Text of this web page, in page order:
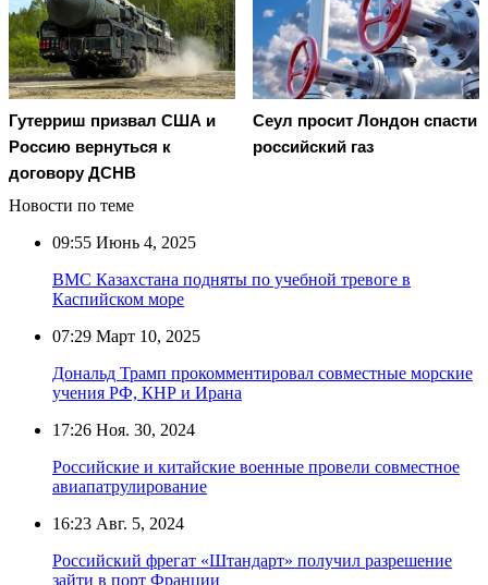
Гутерриш призвал США и
Россию вернуться к
договору ДСНВ
Сеул просит Лондон спасти
российский газ
Новости по теме
09:55 Июнь 4, 2025
ВМС Казахстана подняты по учебной тревоге в
Каспийском море
07:29 Март 10, 2025
Дональд Трамп прокомментировал совместные морские
учения РФ, КНР и Ирана
17:26 Ноя. 30, 2024
Российские и китайские военные провели совместное
авиапатрулирование
16:23 Авг. 5, 2024
Российский фрегат «Штандарт» получил разрешение
зайти в порт Франции